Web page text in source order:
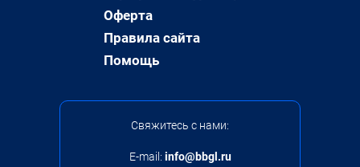
Оферта
Правила сайта
Помощь
Свяжитесь с нами:
E-mail: info@bbgl.ru